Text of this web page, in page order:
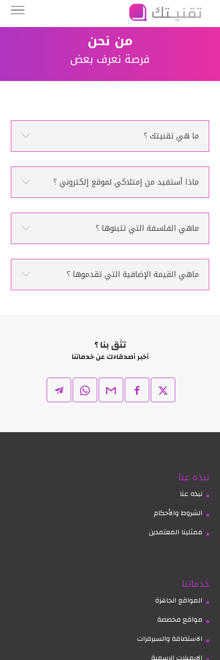
من نحن
فرصة نعرف بعض
ما هي تقنيتك ؟
ماذا أستفيد من إمتلاكي لموقع إلكتروني ؟
ماهي الفلسفة التي تتبنوها ؟
ماهي القيمة الإضافية التي تقدموها ؟
تثق بنا ؟
أخبر أصدقاءك عن خدماتنا
نبذه عنا
نبذه عنا
الشروط والأحكام
ممثلينا المعتمدين
خدماتنا
المواقع الجاهزة
مواقع مخصصة
الاستضافة والسيرفرات